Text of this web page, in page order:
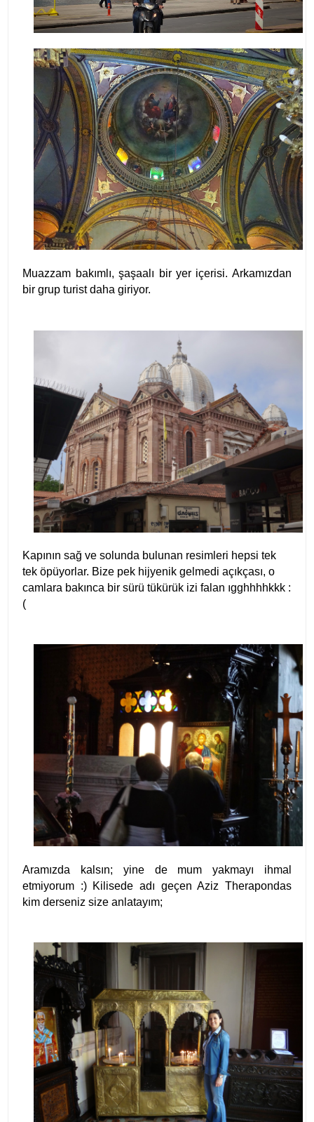
Muazzam bakımlı, şaşaalı bir yer içerisi. Arkamızdan
bir grup turist daha giriyor.
Kapının sağ ve solunda bulunan resimleri hepsi tek
tek öpüyorlar. Bize pek hijyenik gelmedi açıkçası, o
camlara bakınca bir sürü tükürük izi falan ıgghhhhkkk :
(
Aramızda kalsın; yine de mum yakmayı ihmal
etmiyorum :) Kilisede adı geçen Aziz Therapondas
kim derseniz size anlatayım;